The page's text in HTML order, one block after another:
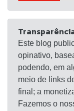
Este blog
opinativo,
podendo, em
meio de links
final; a
Fazemos o